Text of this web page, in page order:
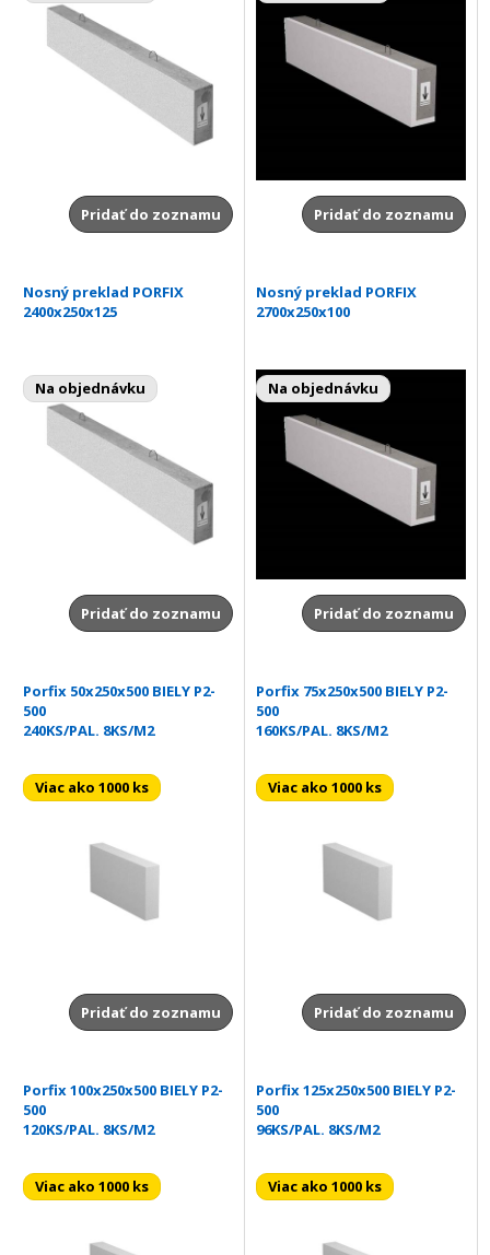
Pridať do zoznamu Pridať do zoznamu
Nosný preklad PORFIX
2400x250x125
Na objednávku
Pridať do zoznamu
Nosný preklad PORFIX
2700x250x100
Na objednávku
Pridať do zoznamu
Porfix 50x250x500 BIELY P2-
500
240KS/PAL. 8KS/M2
Viac ako 1000 ks
Pridať do zoznamu
Porfix 75x250x500 BIELY P2-
500
160KS/PAL. 8KS/M2
Viac ako 1000 ks
Pridať do zoznamu
Porfix 100x250x500 BIELY P2-
500
120KS/PAL. 8KS/M2
Viac ako 1000 ks
Porfix 125x250x500 BIELY P2-
500
96KS/PAL. 8KS/M2
Viac ako 1000 ks